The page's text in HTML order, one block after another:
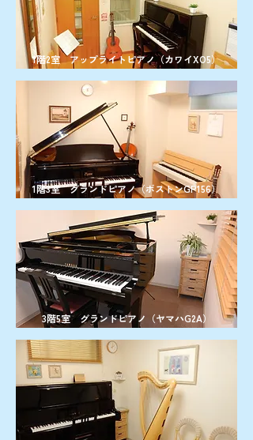
1階2室 アップライトピアノ（カワイXO5）
1階3室 グランドピアノ（ボストンGP156）
3階5室 グランドピアノ（ヤマハG2A）